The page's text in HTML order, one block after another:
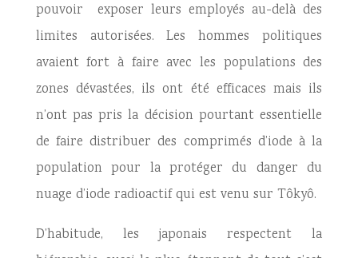
pouvoir exposer leurs employés au-delà des
limites autorisées. Les hommes politiques
avaient fort à faire avec les populations des
zones dévastées, ils ont été efficaces mais ils
n’ont pas pris la décision pourtant essentielle
de faire distribuer des comprimés d’iode à la
population pour la protéger du danger du
nuage d’iode radioactif qui est venu sur Tôkyô.
D’habitude, les japonais respectent la